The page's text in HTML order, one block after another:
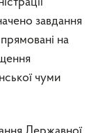
завдання
на
чуми